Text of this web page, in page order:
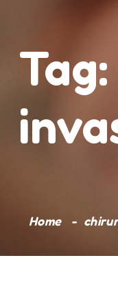
Tag:
Home